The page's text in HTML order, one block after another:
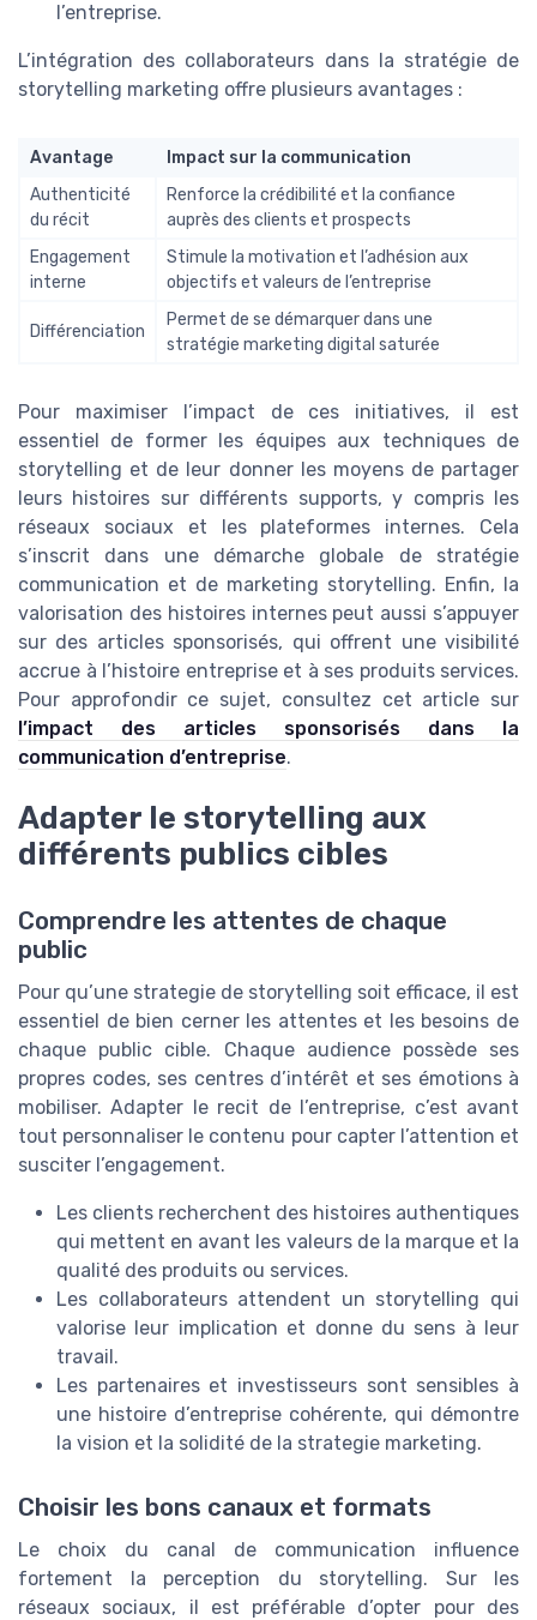
l’entreprise.
L’intégration des collaborateurs dans la stratégie de
storytelling marketing offre plusieurs avantages :
Avantage
Impact sur la communication
Authenticité
du récit
Renforce la crédibilité et la confiance
auprès des clients et prospects
Engagement
interne
Stimule la motivation et l’adhésion aux
objectifs et valeurs de l’entreprise
Différenciation
Permet de se démarquer dans une
stratégie marketing digital saturée
Pour maximiser l’impact de ces initiatives, il est
essentiel de former les équipes aux techniques de
storytelling et de leur donner les moyens de partager
leurs histoires sur différents supports, y compris les
réseaux sociaux et les plateformes internes. Cela
s’inscrit dans une démarche globale de stratégie
communication et de marketing storytelling. Enfin, la
valorisation des histoires internes peut aussi s’appuyer
sur des articles sponsorisés, qui offrent une visibilité
accrue à l’histoire entreprise et à ses produits services.
Pour approfondir ce sujet, consultez cet article sur
l’impact des articles sponsorisés dans la
communication d’entreprise.
Adapter le storytelling aux
différents publics cibles
Comprendre les attentes de chaque
public
Pour qu’une strategie de storytelling soit efficace, il est
essentiel de bien cerner les attentes et les besoins de
chaque public cible. Chaque audience possède ses
propres codes, ses centres d’intérêt et ses émotions à
mobiliser. Adapter le recit de l’entreprise, c’est avant
tout personnaliser le contenu pour capter l’attention et
susciter l’engagement.
Les clients recherchent des histoires authentiques
qui mettent en avant les valeurs de la marque et la
qualité des produits ou services.
Les collaborateurs attendent un storytelling qui
valorise leur implication et donne du sens à leur
travail.
Les partenaires et investisseurs sont sensibles à
une histoire d’entreprise cohérente, qui démontre
la vision et la solidité de la strategie marketing.
Choisir les bons canaux et formats
Le choix du canal de communication influence
fortement la perception du storytelling. Sur les
réseaux sociaux, il est préférable d’opter pour des